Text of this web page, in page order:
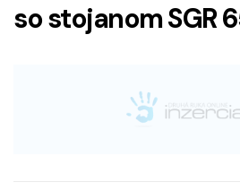
so stojanom SGR